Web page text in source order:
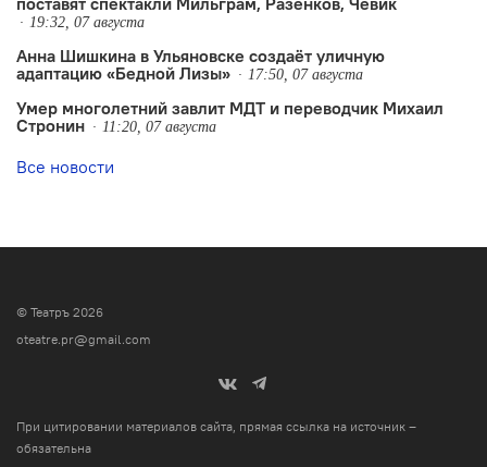
19:32, 07 августа
Анна Шишкина в Ульяновске создаëт уличную
адаптацию «Бедной Лизы»
17:50, 07 августа
Умер многолетний завлит МДТ и переводчик Михаил
Стронин
11:20, 07 августа
Все новости
© Театръ 2026
oteatre.pr@gmail.com
При цитировании материалов сайта, прямая ссылка на источник –
обязательна